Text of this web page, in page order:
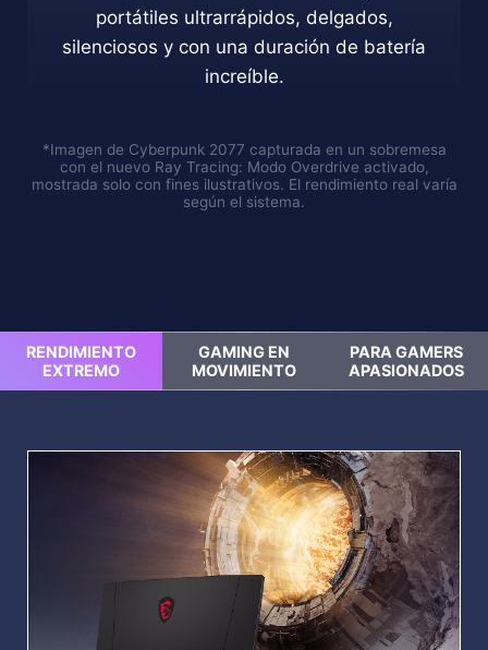
portátiles ultrarrápidos, delgados,
silenciosos y con una duración de batería
increíble.
*Imagen de Cyberpunk 2077 capturada en un sobremesa
con el nuevo Ray Tracing: Modo Overdrive activado,
mostrada solo con fines ilustrativos. El rendimiento real varía
según el sistema.
RENDIMIENTO
EXTREMO
GAMING EN
MOVIMIENTO
PARA GAMERS
APASIONADOS